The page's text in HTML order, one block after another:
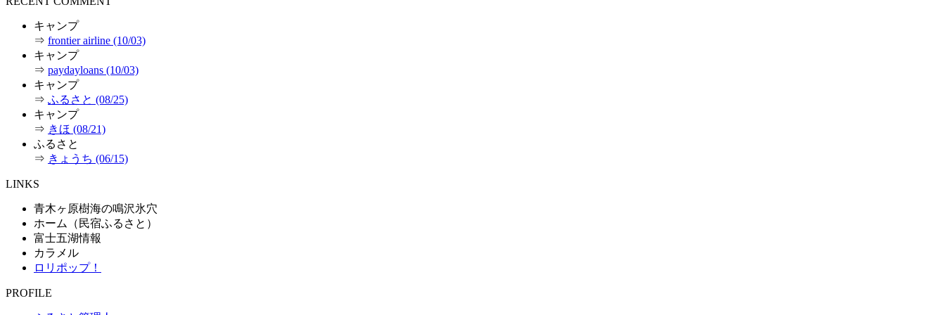
キャンプ
⇒ frontier airline (10/03)
キャンプ
⇒ paydayloans (10/03)
キャンプ
⇒ ふるさと (08/25)
キャンプ
⇒ きほ (08/21)
ふるさと
⇒ きょうち (06/15)
LINKS
青木ヶ原樹海の鳴沢氷穴
ホーム（民宿ふるさと）
富士五湖情報
カラメル
ロリポップ！
PROFILE